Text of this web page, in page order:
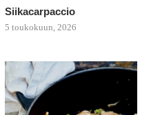
Siikacarpaccio
5 toukokuun, 2026